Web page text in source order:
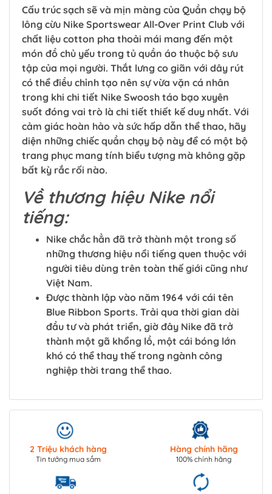
Cấu trúc sạch sẽ và mịn màng của Quần chạy bộ
lông cừu Nike Sportswear All-Over Print Club với
chất liệu cotton pha thoải mái mang đến một
món đồ chủ yếu trong tủ quần áo thuộc bộ sưu
tập của mọi người. Thắt lưng co giãn với dây rút
có thể điều chỉnh tạo nên sự vừa vặn cá nhân
trong khi chi tiết Nike Swoosh táo bạo xuyên
suốt đóng vai trò là chi tiết thiết kế duy nhất. Với
cảm giác hoàn hảo và sức hấp dẫn thể thao, hãy
diện những chiếc quần chạy bộ này để có một bộ
trang phục mang tính biểu tượng mà không gặp
bất kỳ rắc rối nào.
Về thương hiệu Nike nổi
tiếng:
Nike chắc hẳn đã trở thành một trong số
những thương hiệu nổi tiếng quen thuộc với
người tiêu dùng trên toàn thế giới cũng như
Việt Nam.
Được thành lập vào năm 1964 với cái tên
Blue Ribbon Sports. Trải qua thời gian dài
đầu tư và phát triển, giờ đây Nike đã trở
thành một gã khổng lồ, một cái bóng lớn
khó có thể thay thế trong ngành công
nghiệp thời trang thể thao.
2 Triệu khách hàng
Tin tưởng mua sắm
Hàng chính hãng
100% chính hãng